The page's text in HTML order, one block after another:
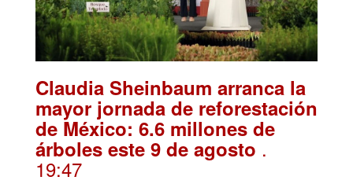
Claudia Sheinbaum arranca la
mayor jornada de reforestación
de México: 6.6 millones de
árboles este 9 de agosto .
19:47